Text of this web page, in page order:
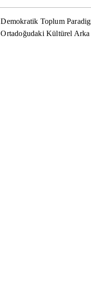
Demokratik Toplum
Ortadoğudaki Kültürel Arka